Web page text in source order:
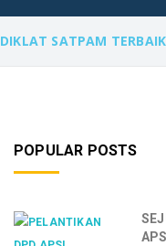
DIKLAT SATPAM
POPULAR POSTS